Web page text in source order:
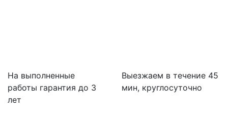
На выполненные
работы гарантия до 3
лет
Выезжаем в течение 45
мин, круглосуточно